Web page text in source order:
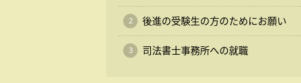
後進の受験生の方のためにお願い
司法書士事務所への就職